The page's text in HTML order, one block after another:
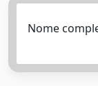
Nome